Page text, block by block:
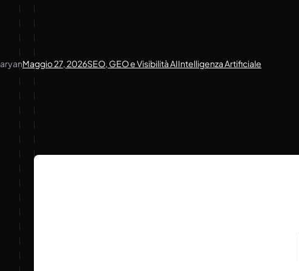
posizione nei risultati tradizionali.
aryanMaggio 27, 2026SEO, GEO e Visibilità AIIntelligenza Artificiale